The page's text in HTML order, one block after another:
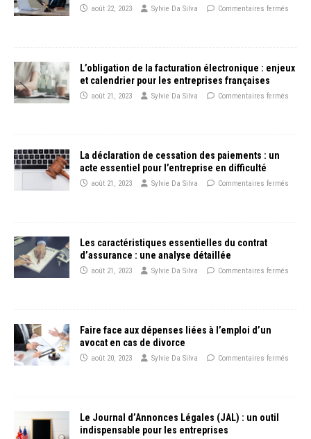
août 22, 2023 Sylvie Da Silva Commentaires fermés
L’obligation de la facturation électronique : enjeux
et calendrier pour les entreprises françaises
août 21, 2023 Sylvie Da Silva Commentaires fermés
La déclaration de cessation des paiements : un
acte essentiel pour l’entreprise en difficulté
août 21, 2023 Sylvie Da Silva Commentaires fermés
Les caractéristiques essentielles du contrat
d’assurance : une analyse détaillée
août 21, 2023 Sylvie Da Silva Commentaires fermés
Faire face aux dépenses liées à l’emploi d’un
avocat en cas de divorce
août 20, 2023 Sylvie Da Silva Commentaires fermés
Le Journal d’Annonces Légales (JAL) : un outil
indispensable pour les entreprises